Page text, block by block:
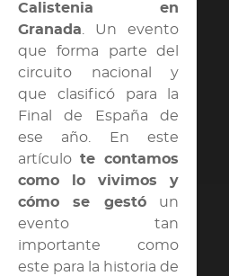
Calistenia en
Granada . Un evento
que forma parte del
circuito nacional y
que clasificó para la
Final de España de
ese año. En este
artículote contamos
como lo vivimos y
cómo se gestóun
evento tan
importante como
este para la historia de